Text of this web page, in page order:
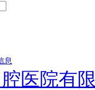
息
医院有